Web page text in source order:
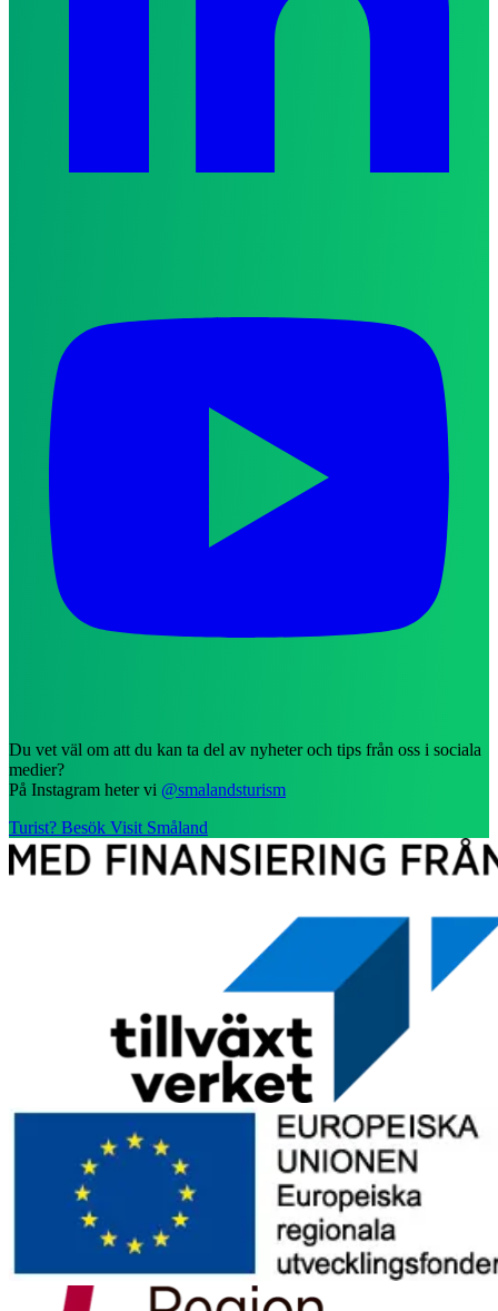
Du vet väl om att du kan ta del av nyheter och tips från oss i sociala
medier?
På Instagram heter vi @smalandsturism
Turist? Besök Visit Småland